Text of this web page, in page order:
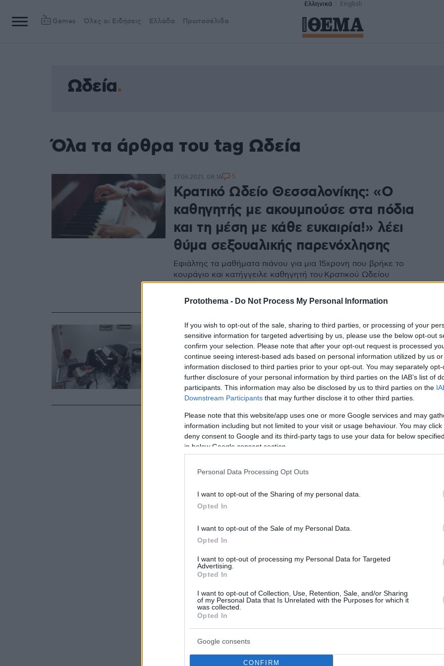
Protothema - Do Not Process My Personal Information
If you wish to opt-out of the sale, sharing to third parties, or processing of your
sensitive information for targeted advertising by us, please use the below opt-out
confirm your selection. Please note that after your opt-out request is processed
continue seeing interest-based ads based on personal information utilized by us
information disclosed to third parties prior to your opt-out. You may separately
further disclosure of your personal information by third parties on the IAB’s list of
participants. This information may also be disclosed by us to third parties on the
Downstream Participants that may further disclose it to other third parties.
Please note that this website/app uses one or more Google services and may
information including but not limited to your visit or usage behaviour. You may
deny consent to Google and its third-party tags to use your data for below
in below Google consent section.
Personal Data Processing Opt Outs
I want to opt-out of the Sharing of my personal data.
Opted In
I want to opt-out of the Sale of my Personal Data.
Opted In
I want to opt-out of processing my Personal Data for Targeted
Advertising.
Opted In
I want to opt-out of Collection, Use, Retention, Sale, and/or Sharing
of my Personal Data that Is Unrelated with the Purposes for which it
was collected.
Opted In
Google consents
CONFIRM
Ελληνικά English
Games Όλες οι Ειδήσεις Ελλάδα Πρωτοσέλιδα
Ωδεία
Όλα τα άρθρα του tag Ωδεία
Κρατικό Ωδείο Θεσσαλονίκης: «Ο
καθηγητής με ακουμπούσε στα πόδια
και τη μέση με κάθε ευκαιρία!» λέει
θύμα σεξουαλικής παρενόχλησης
Εφιάλτης τα μαθήματα πιάνου για μια 15χρονη που βρήκε το
κουράγιο και κατήγγειλε καθηγητή του Κρατικού Ωδείου
Θεσσαλονίκης γα σεξουαλική παρενόχληση - Μιλούν στο
protothema.gr το θύμα και η μητέρα της
27.06.2021, 08:16 5
Ξεκινούν τα δια ζώσης μαθήματα σε
δραματικές σχολές και ωδεία
Δείτε το αναλυτικό χρονοδιάγραμμα του υπουργείου Πολιτισμού
και Αθλητισμού και το υγειονομικό πρωτόκολλο λειτουργίας
14.05.2021, 16:17